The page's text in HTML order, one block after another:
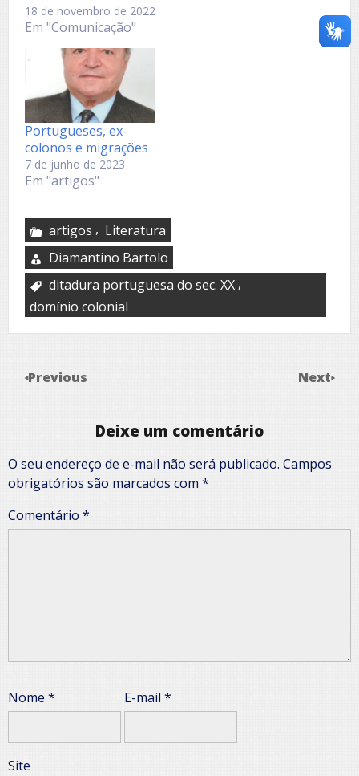
18 de novembro de 2022
Em "Comunicação"
Portugueses, ex-
colonos e migrações
7 de junho de 2023
Em "artigos"
artigos , Literatura
Diamantino Bartolo
ditadura portuguesa do sec. XX ,
domínio colonial
Previous Next
Deixe um comentário
O seu endereço de e-mail não será publicado. Campos
obrigatórios são marcados com *
Comentário *
Nome * E-mail*
Site